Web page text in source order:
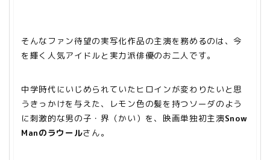
そんなファン待望の実写化作品の主演を務めるのは、今
を輝く人気アイドルと実力派俳優のお二人です。
中学時代にいじめられていたヒロインが変わりたいと思
うきっかけを与えた、レモン色の髪を持つソーダのよう
に刺激的な男の子・界（かい）を、映画単独初主演Snow
Manのラウールさん。